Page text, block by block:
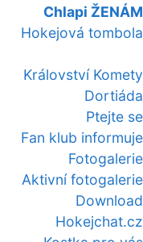
Chlapi ŽENÁM
Hokejová tombola
Království Komety
Dortiáda
Ptejte se
Fan klub informuje
Fotogalerie
Aktivní fotogalerie
Download
Hokejchat.cz